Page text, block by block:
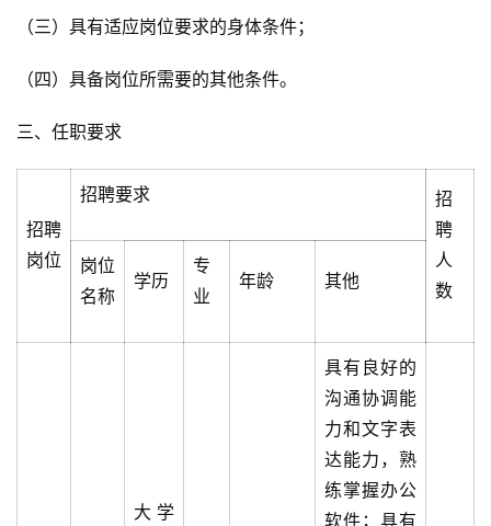
（三）具有适应岗位要求的身体条件；
（四）具备岗位所需要的其他条件。
三、任职要求
招聘
岗位
招聘要求
招
聘
人
数
岗位
名称
学历
专
业
年龄 其他
大学
具有良好的
沟通协调能
力和文字表
达能力，熟
练掌握办公
软件；具有